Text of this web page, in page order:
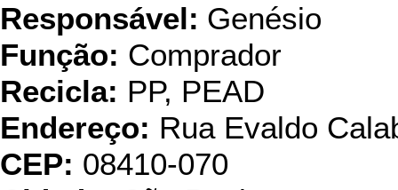
Responsável: Genésio
Função: Comprador
Recicla: PP, PEAD
Endereço: Rua Evaldo
CEP: 08410-070